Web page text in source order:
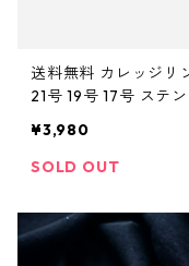
送料無料 カレッジリ
21号 19号 17号 ステン
レス 金属アレルギー
アレルギーフリー ゴ
軍 ミリタリー シグネ
リング メンズ アクセ
¥3,980
SOLD OUT